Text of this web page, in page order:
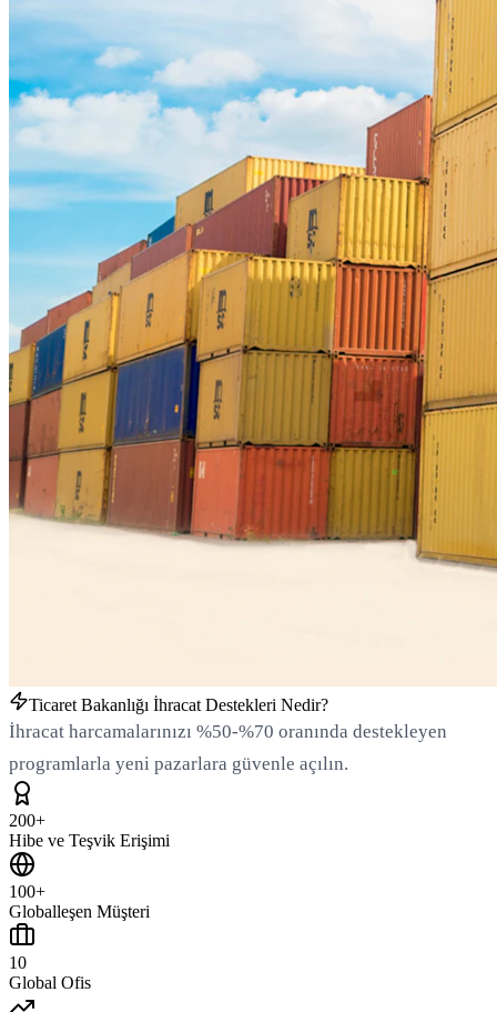
Ticaret Bakanlığı İhracat Destekleri Nedir?
İhracat harcamalarınızı %50-%70 oranında destekleyen
programlarla yeni pazarlara güvenle açılın.
200+
Hibe ve Teşvik Erişimi
100+
Globalleşen Müşteri
10
Global Ofis